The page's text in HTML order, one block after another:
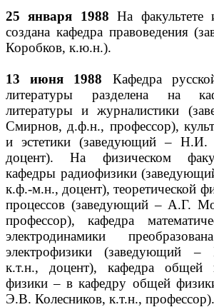
25 января 1988 На факультете
создана кафедра правоведения
Коробков, к.ю.н.).
13 июня 1988 Кафедра
литературы разделена на
литературы и журналистики
Смирнов, д.ф.н., профессор),
и эстетики (заведующий – Н.И.
доцент). На физическом
кафедры радиофизики
к.ф.-м.н., доцент), теоретической
процессов (заведующий – А.Г.
профессор), кафедра
электродинамики
электрофизики (заведующий
к.т.н., доцент), кафедра общей
физики – в кафедру общей
Э.В. Колесников, к.т.н., профессор).